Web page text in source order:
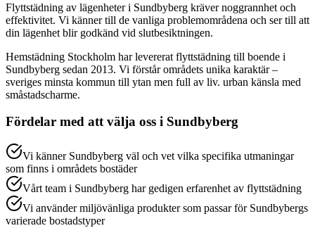
Flyttstädning av lägenheter i Sundbyberg kräver noggrannhet och
effektivitet. Vi känner till de vanliga problemområdena och ser till att
din lägenhet blir godkänd vid slutbesiktningen.
Hemstädning Stockholm har levererat flyttstädning till boende i
Sundbyberg sedan 2013. Vi förstår områdets unika karaktär –
sveriges minsta kommun till ytan men full av liv. urban känsla med
småstadscharme.
Fördelar med att välja oss i Sundbyberg
Vi känner Sundbyberg väl och vet vilka specifika utmaningar
som finns i områdets bostäder
Vårt team i Sundbyberg har gedigen erfarenhet av flyttstädning
Vi använder miljövänliga produkter som passar för Sundbybergs
varierade bostadstyper